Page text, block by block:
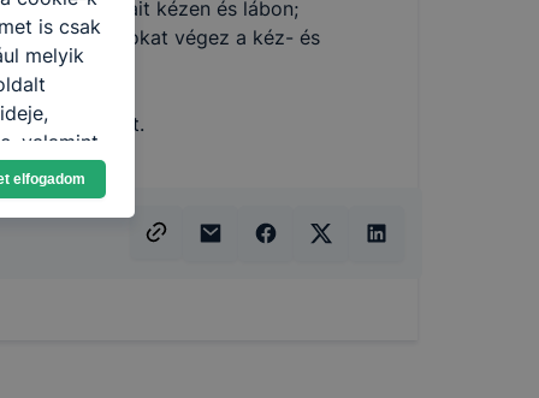
folyamatait kézen és lábon;
feladatokat végez a kéz- és
ápolására;
feladatokat.
is csak
melyik
valamint
elfogadom